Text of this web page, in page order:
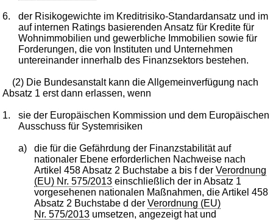
6.
der Risikogewichte im Kreditrisiko-Standardansatz und im
auf internen Ratings basierenden Ansatz für Kredite für
Wohnimmobilien und gewerbliche Immobilien sowie für
Forderungen, die von Instituten und Unternehmen
untereinander innerhalb des Finanzsektors bestehen.
(2) Die Bundesanstalt kann die Allgemeinverfügung nach
Absatz 1 erst dann erlassen, wenn
1.
sie der Europäischen Kommission und dem Europäischen
Ausschuss für Systemrisiken
a)
die für die Gefährdung der Finanzstabilität auf
nationaler Ebene erforderlichen Nachweise nach
Artikel 458 Absatz 2 Buchstabe a bis f der Verordnung
(EU) Nr. 575/2013einschließlich der in Absatz 1
vorgesehenen nationalen Maßnahmen, die Artikel 458
Absatz 2 Buchstabe d der Verordnung (EU)
Nr. 575/2013umsetzen, angezeigt hat und